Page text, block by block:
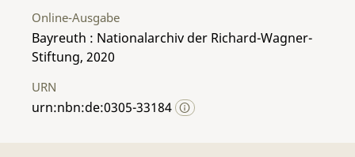
Online-Ausgabe
Bayreuth : Nationalarchiv der Richard-Wagner-
Stiftung, 2020
URN
urn:nbn:de:0305-33184